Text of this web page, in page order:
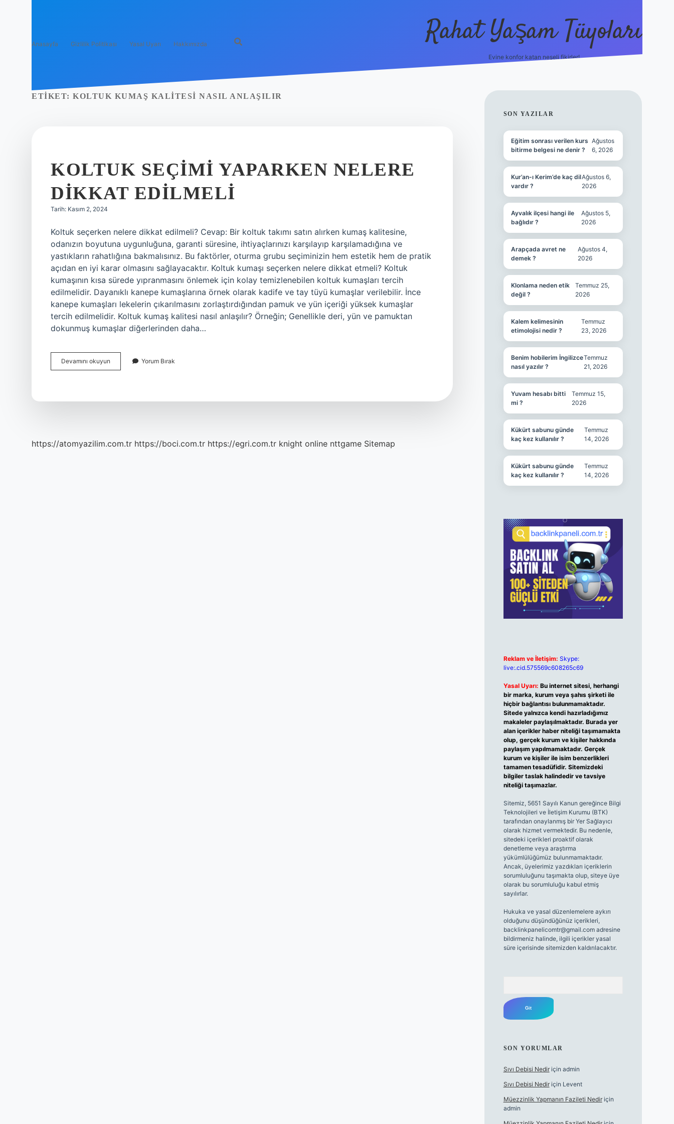
Anasayfa Gizlilik Politikası Yasal Uyarı Hakkımızda Rahat Yaşam Tüyoları
Evine konfor katan neşeli fikirler!
ETIKET: KOLTUK KUMAŞ KALITESI NASIL ANLAŞILIR
KOLTUK SEÇIMI YAPARKEN NELERE
DIKKAT EDILMELI
Tarih: Kasım 2, 2024
Koltuk seçerken nelere dikkat edilmeli? Cevap: Bir koltuk takımı satın alırken kumaş kalitesine,
odanızın boyutuna uygunluğuna, garanti süresine, ihtiyaçlarınızı karşılayıp karşılamadığına ve
yastıkların rahatlığına bakmalısınız. Bu faktörler, oturma grubu seçiminizin hem estetik hem de pratik
açıdan en iyi karar olmasını sağlayacaktır. Koltuk kumaşı seçerken nelere dikkat etmeli? Koltuk
kumaşının kısa sürede yıpranmasını önlemek için kolay temizlenebilen koltuk kumaşları tercih
edilmelidir. Dayanıklı kanepe kumaşlarına örnek olarak kadife ve tay tüyü kumaşlar verilebilir. İnce
kanepe kumaşları lekelerin çıkarılmasını zorlaştırdığından pamuk ve yün içeriği yüksek kumaşlar
tercih edilmelidir. Koltuk kumaş kalitesi nasıl anlaşılır? Örneğin; Genellikle deri, yün ve pamuktan
dokunmuş kumaşlar diğerlerinden daha…
Devamını okuyun
Seçimi
Yorum Bırak
https://atomyazilim.com.tr https://boci.com.tr https://egri.com.tr knight online nttgame Sitemap
SIDEBAR
SON YAZILAR
Eğitim sonrası verilen kurs
bitirme belgesi ne denir ?
Ağustos
6, 2026
Kur’an-ı Kerim’de kaç dil
vardır ?
Ağustos 6,
2026
Ayvalık ilçesi hangi ile
bağlıdır ?
Ağustos 5,
2026
Arapçada avret ne
demek ?
Ağustos 4,
2026
Klonlama neden etik
değil ?
Temmuz 25,
2026
Kalem kelimesinin
etimolojisi nedir ?
Temmuz
23, 2026
Benim hobilerim İngilizce
nasıl yazılır ?
Temmuz
21, 2026
Yuvam hesabı bitti
mi ?
Temmuz 15,
2026
Kükürt sabunu günde
kaç kez kullanılır ?
Temmuz
14, 2026
Kükürt sabunu günde
kaç kez kullanılır ?
Temmuz
14, 2026
Reklam ve İletişim: Skype:
live:.cid.575569c608265c69
Yasal Uyarı: Bu internet sitesi, herhangi
bir marka, kurum veya şahıs şirketi ile
hiçbir bağlantısı bulunmamaktadır.
Sitede yalnızca kendi hazırladığımız
makaleler paylaşılmaktadır. Burada yer
alan içerikler haber niteliği taşımamakta
olup, gerçek kurum ve kişiler hakkında
paylaşım yapılmamaktadır. Gerçek
kurum ve kişiler ile isim benzerlikleri
tamamen tesadüfidir. Sitemizdeki
bilgiler taslak halindedir ve tavsiye
niteliği taşımazlar.
Sitemiz, 5651 Sayılı Kanun gereğince Bilgi
Teknolojileri ve İletişim Kurumu (BTK)
tarafından onaylanmış bir Yer Sağlayıcı
olarak hizmet vermektedir. Bu nedenle,
sitedeki içerikleri proaktif olarak
denetleme veya araştırma
yükümlülüğümüz bulunmamaktadır.
Ancak, üyelerimiz yazdıkları içeriklerin
sorumluluğunu taşımakta olup, siteye üye
olarak bu sorumluluğu kabul etmiş
sayılırlar.
Hukuka ve yasal düzenlemelere aykırı
olduğunu düşündüğünüz içerikleri,
backlinkpanelicomtr@gmail.comadresine
bildirmeniz halinde, ilgili içerikler yasal
süre içerisinde sitemizden kaldırılacaktır.
SON YORUMLAR
Sıvı Debisi Nediriçin admin
Sıvı Debisi Nediriçin Levent
Müezzinlik Yapmanın Fazileti Nediriçin
admin
ilbet canlı maç